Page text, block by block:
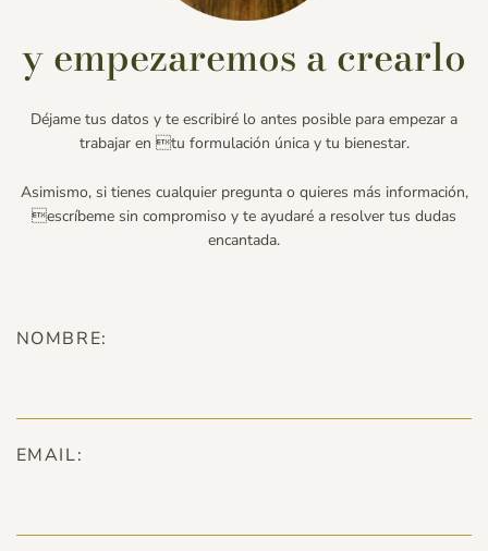
y empezaremos a crearlo
Déjame tus datos y te escribiré lo antes posible para empezar a
trabajar en tu formulación única y tu bienestar.
Asimismo, si tienes cualquier pregunta o quieres más información,
escríbeme sin compromiso y te ayudaré a resolver tus dudas
encantada.
NOMBRE:
EMAIL: